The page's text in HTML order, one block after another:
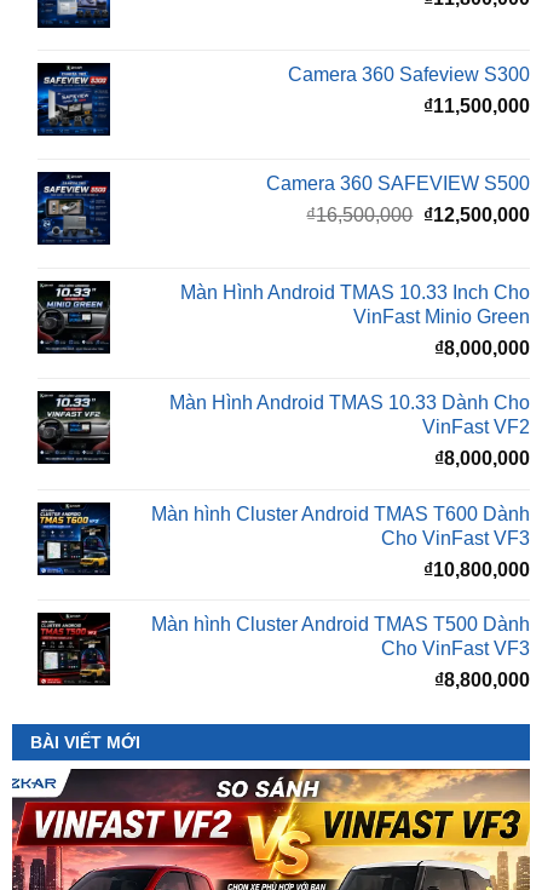
Camera 360 Safeview S300
Camera 360 SAFEVIEW S500
gốc
₫16,500,000.
Màn Hình Android TMAS 10.33 Inch Cho
₫8,000,000
Màn Hình Android TMAS 10.33 Dành Cho
VinFast VF2
₫8,000,000
Màn hình Cluster Android TMAS T600 Dành
₫10,800,000
Màn hình Cluster Android TMAS T500 Dành
Cho VinFast VF3
₫8,800,000
BÀI VIẾT MỚI